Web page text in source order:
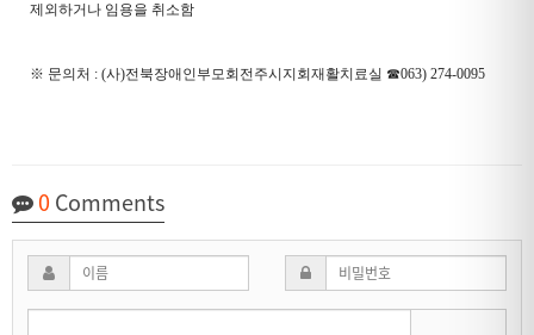
제외하거나 임용을 취소함
※ 문의처 : (사)전북장애인부모회전주시지회재활치료실 ☎063) 274-0095
0 Comments